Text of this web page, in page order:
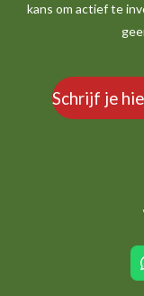
kans om actief te
Schrijf je